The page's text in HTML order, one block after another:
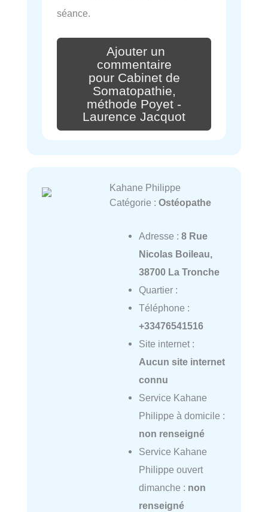
séance.
Ajouter un
commentaire
pour Cabinet de
Somatopathie,
méthode Poyet -
Laurence Jacquot
Kahane Philippe
Catégorie : Ostéopathe
Adresse : 8 Rue
Nicolas Boileau,
38700 La Tronche
Quartier :
Téléphone :
+33476541516
Site internet :
Aucun site internet
connu
Service Kahane
Philippe à domicile :
non renseigné
Service Kahane
Philippe ouvert
dimanche : non
renseigné